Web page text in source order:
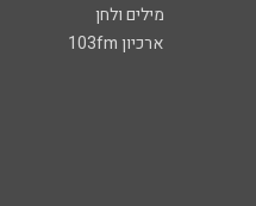
מילים ולחן
ארכיון 103fm